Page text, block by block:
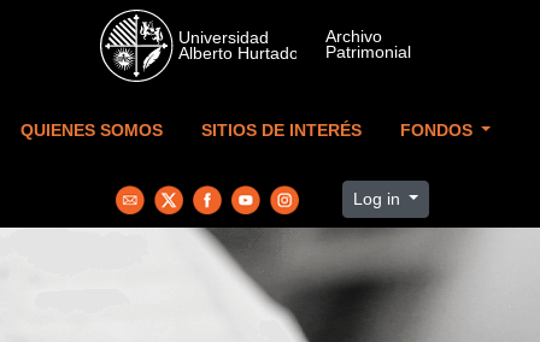
Skip to main content
QUIENES SOMOS SITIOS DE INTERÉS FONDOS
Log in